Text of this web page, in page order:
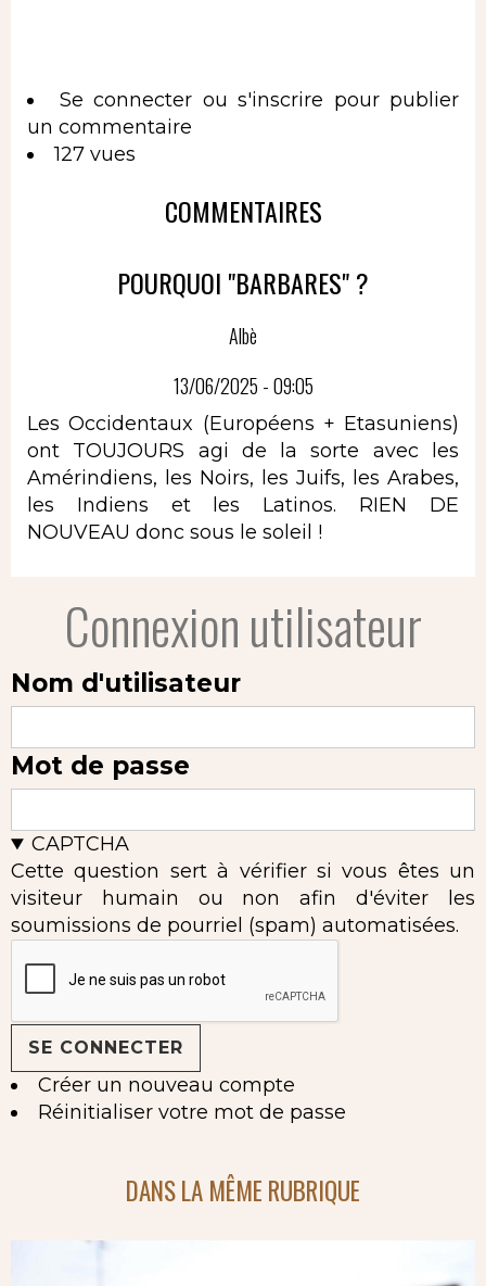
Se connecter ou s'inscrire pour publier
un commentaire
127 vues
COMMENTAIRES
POURQUOI "BARBARES" ?
Albè
13/06/2025 - 09:05
Les Occidentaux (Européens + Etasuniens)
ont TOUJOURS agi de la sorte avec les
Amérindiens, les Noirs, les Juifs, les Arabes,
les Indiens et les Latinos. RIEN DE
NOUVEAU donc sous le soleil !
Connexion utilisateur
Nom d'utilisateur
Mot de passe
CAPTCHA
Cette question sert à vérifier si vous êtes un
visiteur humain ou non afin d'éviter les
soumissions de pourriel (spam) automatisées.
Créer un nouveau compte
Réinitialiser votre mot de passe
DANS LA MÊME RUBRIQUE